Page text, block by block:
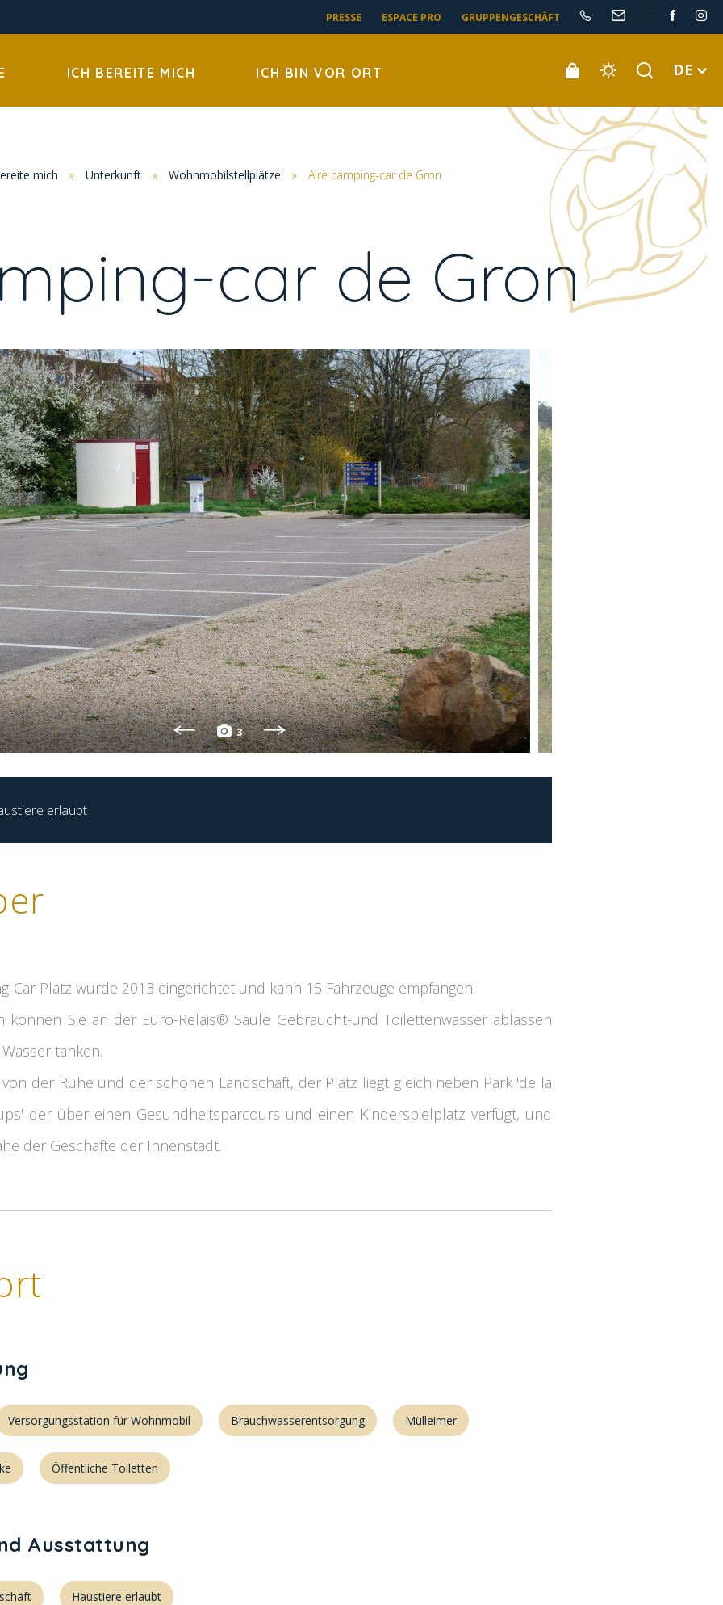
PRESSE ESPACE PRO GRUPPENGESCHÄFT
ICH BEREITE MICH ICH BIN VOR ORT DE
mich » Unterkunft » Wohnmobilstellplätze » Aire camping-car de Gron
car de Gron
3
erlaubt
Car Platz wurde 2013 eingerichtet und kann 15 Fahrzeuge empfangen.
können Sie an der Euro-Relais® Säule Gebraucht-und Toilettenwasser ablassen
tanken.
der Ruhe und der schönen Landschaft, der Platz liegt gleich neben Park 'de la
der über einen Gesundheitsparcours und einen Kinderspielplatz verfügt, und
der Geschäfte der Innenstadt.
Versorgungsstation für Wohnmobil Brauchwasserentsorgung Mülleimer
Öffentliche Toiletten
Ausstattung
Haustiere erlaubt